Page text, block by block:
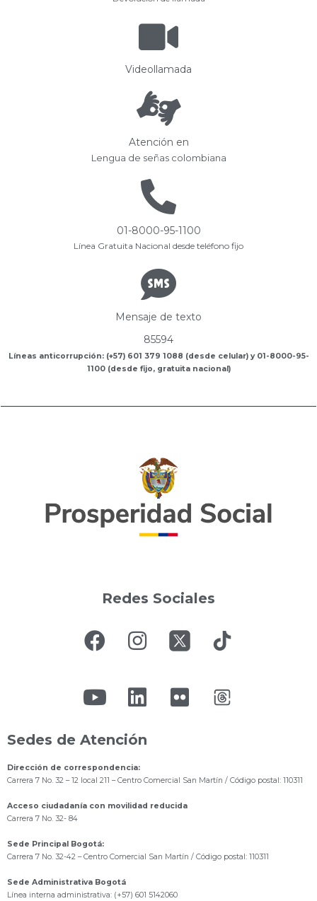
Videollamada
Atención en
Lengua de señas colombiana
01-8000-95-1100
Línea Gratuita Nacional desde teléfono fijo
Mensaje de texto
85594
Líneas anticorrupción: (+57) 601 379 1088 (desde celular) y 01-8000-95-
1100 (desde fijo, gratuita nacional)
Redes Sociales
Sedes de Atención
Dirección de correspondencia:
Carrera 7 No. 32 – 12 local 211 – Centro Comercial San Martín / Código postal: 110311
Acceso ciudadanía con movilidad reducida
Carrera 7 No. 32- 84
Sede Principal Bogotá:
Carrera 7 No. 32-42 – Centro Comercial San Martín / Código postal: 110311
Sede Administrativa Bogotá
Línea interna administrativa: (+57) 601 5142060